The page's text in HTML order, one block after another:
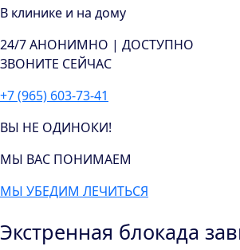
В клинике и на дому
24/7АНОНИМНО | ДОСТУПНО
ЗВОНИТЕ СЕЙЧАС
+7 (965) 603-73-41
ВЫ НЕ ОДИНОКИ!
МЫ ВАС ПОНИМАЕМ
МЫ УБЕДИМ ЛЕЧИТЬСЯ
Экстренная блокада